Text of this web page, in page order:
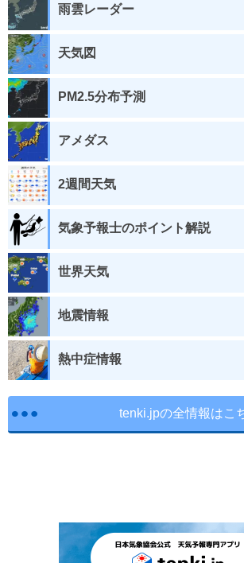
雨雲レーダー
天気図
PM2.5分布予測
アメダス
2週間天気
気象予報士のポイント解説
世界天気
地震情報
熱中症情報
tenki.jpの全情報はこ